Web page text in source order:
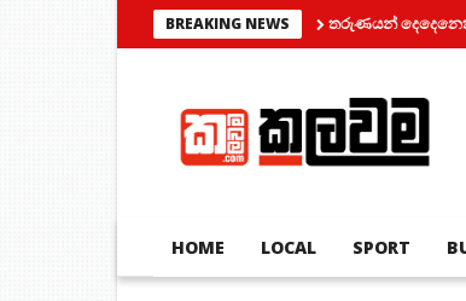
BREAKING NEWS
තරුණයන් දෙදෙනෙක් සමග ලිෆ්ට්
HOME LOCAL SPORT